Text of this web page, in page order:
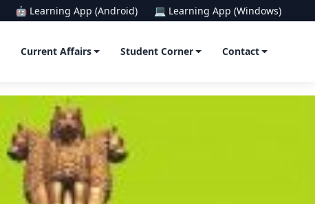
🤖 Learning App (Android) 💻 Learning App (Windows)
Current Affairs Student Corner Contact